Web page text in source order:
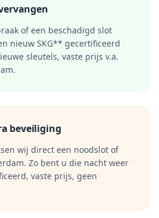
of een beschadigd slot
nieuw SKG** gecertificeerd
sleutels, vaste prijs v.a.
.
beveiliging
wij direct een noodslot of
. Zo bent u die nacht weer
vaste prijs, geen